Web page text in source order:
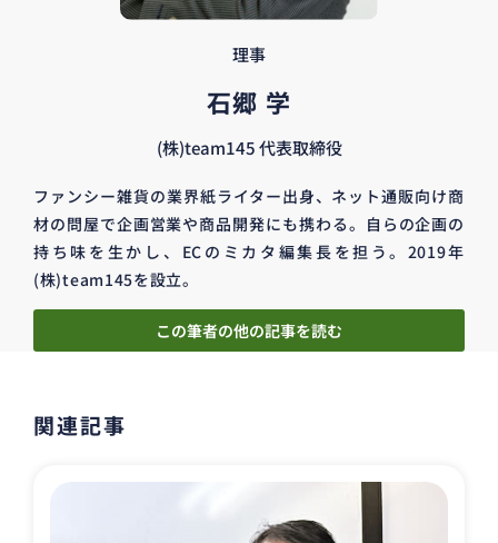
理事
石郷 学
(株)team145 代表取締役
ファンシー雑貨の業界紙ライター出身、ネット通販向け商
材の問屋で企画営業や商品開発にも携わる。自らの企画の
持ち味を生かし、ECのミカタ編集長を担う。2019年
(株)team145を設立。
この筆者の他の記事を読む
関連記事